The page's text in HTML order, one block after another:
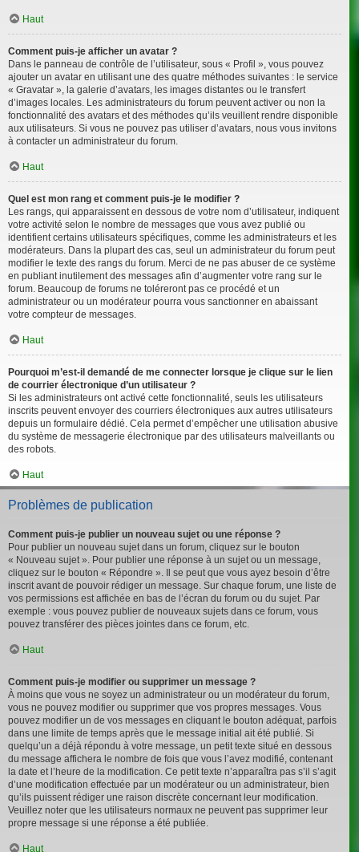
Haut
Comment puis-je afficher un avatar ?
Dans le panneau de contrôle de l’utilisateur, sous « Profil », vous pouvez
ajouter un avatar en utilisant une des quatre méthodes suivantes : le service
« Gravatar », la galerie d’avatars, les images distantes ou le transfert
d’images locales. Les administrateurs du forum peuvent activer ou non la
fonctionnalité des avatars et des méthodes qu’ils veuillent rendre disponible
aux utilisateurs. Si vous ne pouvez pas utiliser d’avatars, nous vous invitons
à contacter un administrateur du forum.
Haut
Quel est mon rang et comment puis-je le modifier ?
Les rangs, qui apparaissent en dessous de votre nom d’utilisateur, indiquent
votre activité selon le nombre de messages que vous avez publié ou
identifient certains utilisateurs spécifiques, comme les administrateurs et les
modérateurs. Dans la plupart des cas, seul un administrateur du forum peut
modifier le texte des rangs du forum. Merci de ne pas abuser de ce système
en publiant inutilement des messages afin d’augmenter votre rang sur le
forum. Beaucoup de forums ne toléreront pas ce procédé et un
administrateur ou un modérateur pourra vous sanctionner en abaissant
votre compteur de messages.
Haut
Pourquoi m’est-il demandé de me connecter lorsque je clique sur le lien
de courrier électronique d’un utilisateur ?
Si les administrateurs ont activé cette fonctionnalité, seuls les utilisateurs
inscrits peuvent envoyer des courriers électroniques aux autres utilisateurs
depuis un formulaire dédié. Cela permet d’empêcher une utilisation abusive
du système de messagerie électronique par des utilisateurs malveillants ou
des robots.
Haut
Problèmes de publication
Comment puis-je publier un nouveau sujet ou une réponse ?
Pour publier un nouveau sujet dans un forum, cliquez sur le bouton
« Nouveau sujet ». Pour publier une réponse à un sujet ou un message,
cliquez sur le bouton « Répondre ». Il se peut que vous ayez besoin d’être
inscrit avant de pouvoir rédiger un message. Sur chaque forum, une liste de
vos permissions est affichée en bas de l’écran du forum ou du sujet. Par
exemple : vous pouvez publier de nouveaux sujets dans ce forum, vous
pouvez transférer des pièces jointes dans ce forum, etc.
Haut
Comment puis-je modifier ou supprimer un message ?
À moins que vous ne soyez un administrateur ou un modérateur du forum,
vous ne pouvez modifier ou supprimer que vos propres messages. Vous
pouvez modifier un de vos messages en cliquant le bouton adéquat, parfois
dans une limite de temps après que le message initial ait été publié. Si
quelqu’un a déjà répondu à votre message, un petit texte situé en dessous
du message affichera le nombre de fois que vous l’avez modifié, contenant
la date et l’heure de la modification. Ce petit texte n’apparaîtra pas s’il s’agit
d’une modification effectuée par un modérateur ou un administrateur, bien
qu’ils puissent rédiger une raison discrète concernant leur modification.
Veuillez noter que les utilisateurs normaux ne peuvent pas supprimer leur
propre message si une réponse a été publiée.
Haut